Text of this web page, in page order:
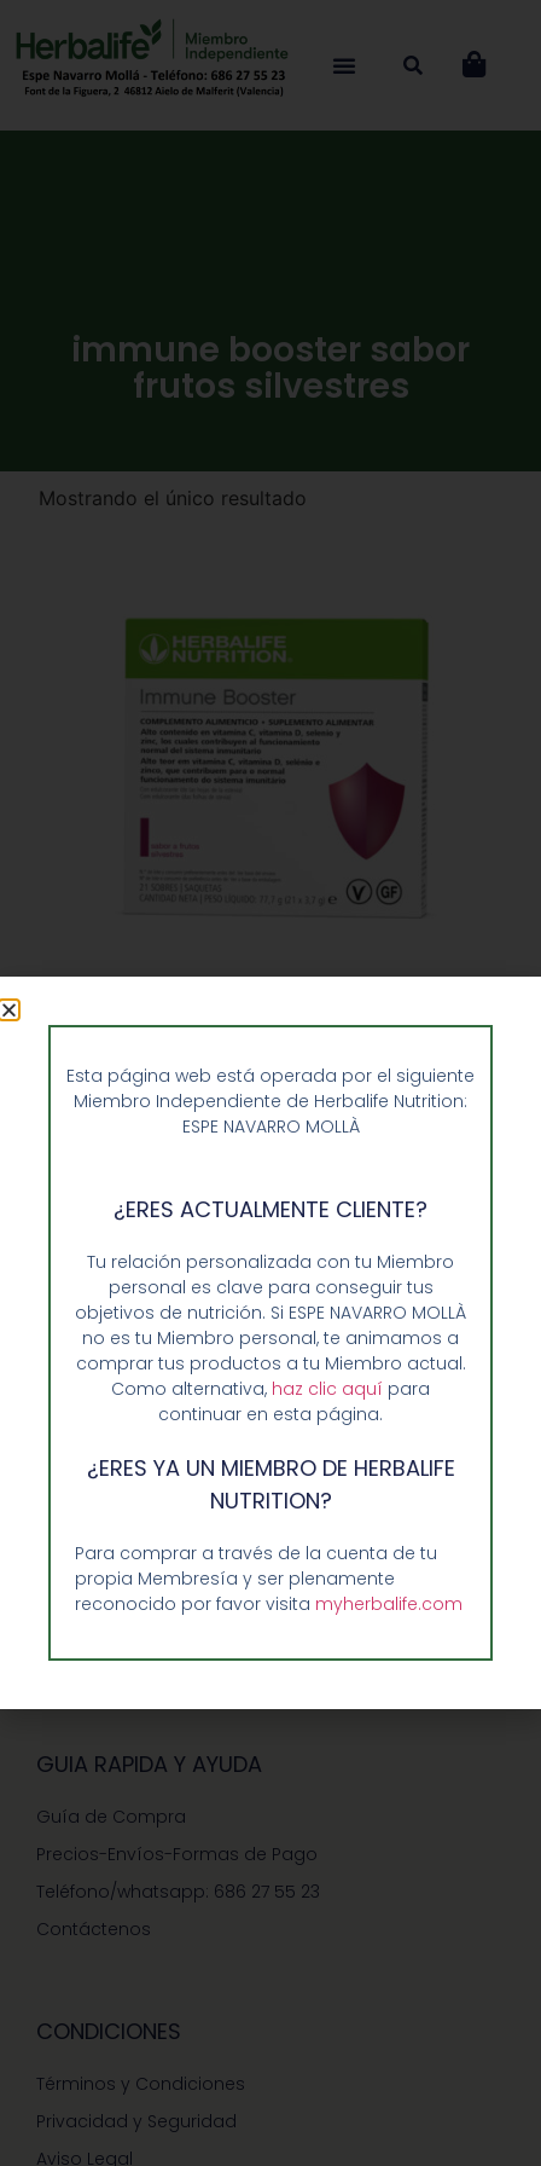
immune booster sabor
frutos silvestres
Mostrando el único resultado
silvestre
45,40 €
Opiniones de Clientes
Sobre Nosotros y Herbalife
Ventajas de Comprar en Enformaherbal.com
GUIA RAPIDA Y AYUDA
Guía de Compra
Precios-Envíos-Formas de Pago
Teléfono/whatsapp: 686 27 55 23
Contáctenos
CONDICIONES
Términos y Condiciones
Privacidad y Seguridad
Aviso Legal
Esta página web está operada por el siguiente
Miembro Independiente de Herbalife Nutrition:
ESPE NAVARRO MOLLÀ
¿ERES ACTUALMENTE CLIENTE?
Tu relación personalizada con tu Miembro
personal es clave para conseguir tus
objetivos de nutrición. Si ESPE NAVARRO MOLLÀ
no es tu Miembro personal, te animamos a
comprar tus productos a tu Miembro actual.
Como alternativa, haz clic aquí para
continuar en esta página.
¿ERES YA UN MIEMBRO DE HERBALIFE
NUTRITION?
Para comprar a través de la cuenta de tu
propia Membresía y ser plenamente
reconocido por favor visita myherbalife.com